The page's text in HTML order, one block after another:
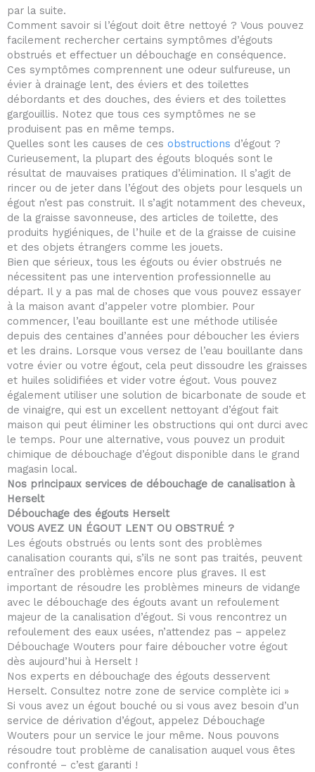
par la suite.
Comment savoir si l’égout doit être nettoyé ? Vous pouvez
facilement rechercher certains symptômes d’égouts
obstrués et effectuer un débouchage en conséquence.
Ces symptômes comprennent une odeur sulfureuse, un
évier à drainage lent, des éviers et des toilettes
débordants et des douches, des éviers et des toilettes
gargouillis. Notez que tous ces symptômes ne se
produisent pas en même temps.
Quelles sont les causes de ces obstructions d’égout ?
Curieusement, la plupart des égouts bloqués sont le
résultat de mauvaises pratiques d’élimination. Il s’agit de
rincer ou de jeter dans l’égout des objets pour lesquels un
égout n’est pas construit. Il s’agit notamment des cheveux,
de la graisse savonneuse, des articles de toilette, des
produits hygiéniques, de l’huile et de la graisse de cuisine
et des objets étrangers comme les jouets.
Bien que sérieux, tous les égouts ou évier obstrués ne
nécessitent pas une intervention professionnelle au
départ. Il y a pas mal de choses que vous pouvez essayer
à la maison avant d’appeler votre plombier. Pour
commencer, l’eau bouillante est une méthode utilisée
depuis des centaines d’années pour déboucher les éviers
et les drains. Lorsque vous versez de l’eau bouillante dans
votre évier ou votre égout, cela peut dissoudre les graisses
et huiles solidifiées et vider votre égout. Vous pouvez
également utiliser une solution de bicarbonate de soude et
de vinaigre, qui est un excellent nettoyant d’égout fait
maison qui peut éliminer les obstructions qui ont durci avec
le temps. Pour une alternative, vous pouvez un produit
chimique de débouchage d’égout disponible dans le grand
magasin local.
Nos principaux services de débouchage de canalisation à
Herselt
Débouchage des égouts Herselt
VOUS AVEZ UN ÉGOUT LENT OU OBSTRUÉ ?
Les égouts obstrués ou lents sont des problèmes
canalisation courants qui, s’ils ne sont pas traités, peuvent
entraîner des problèmes encore plus graves. Il est
important de résoudre les problèmes mineurs de vidange
avec le débouchage des égouts avant un refoulement
majeur de la canalisation d’égout. Si vous rencontrez un
refoulement des eaux usées, n’attendez pas – appelez
Débouchage Wouters pour faire déboucher votre égout
dès aujourd’hui à Herselt !
Nos experts en débouchage des égouts desservent
Herselt. Consultez notre zone de service complète ici »
Si vous avez un égout bouché ou si vous avez besoin d’un
service de dérivation d’égout, appelez Débouchage
Wouters pour un service le jour même. Nous pouvons
résoudre tout problème de canalisation auquel vous êtes
confronté – c’est garanti !